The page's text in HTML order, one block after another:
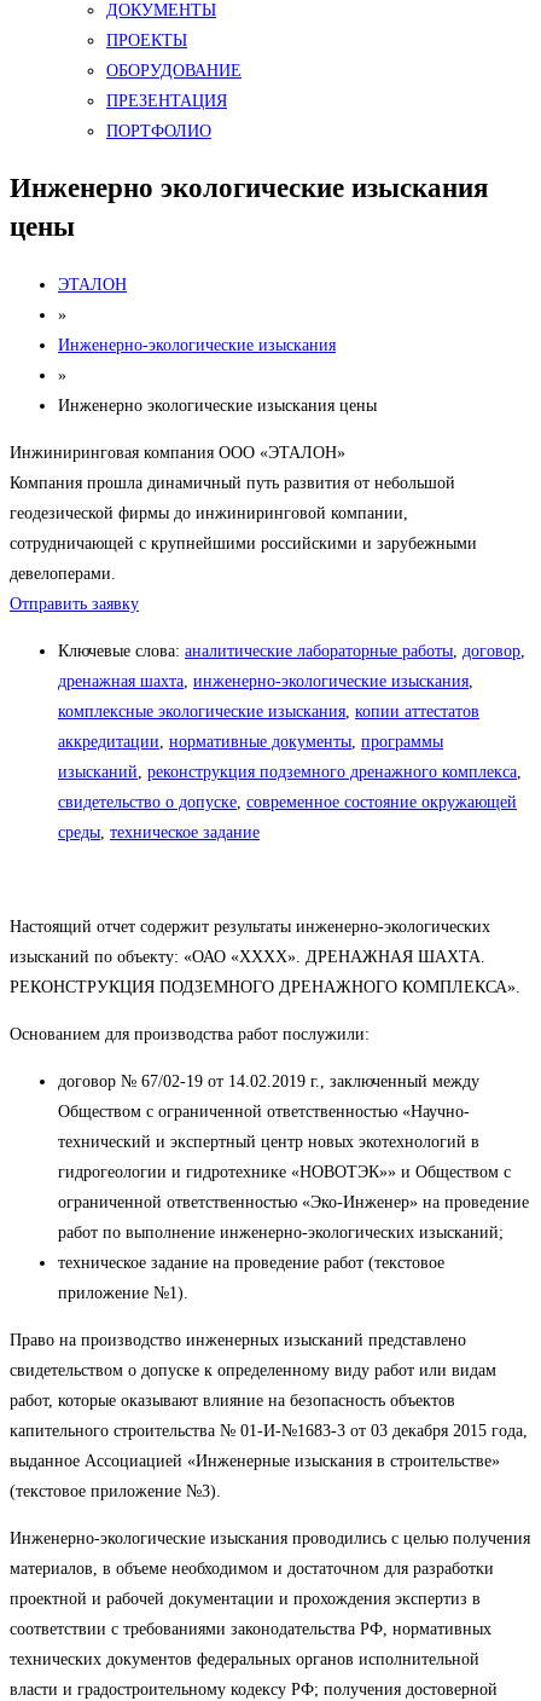
ДОКУМЕНТЫ
ПРОЕКТЫ
ОБОРУДОВАНИЕ
ПРЕЗЕНТАЦИЯ
ПОРТФОЛИО
Инженерно экологические изыскания
цены
ЭТАЛОН
»
Инженерно-экологические изыскания
»
Инженерно экологические изыскания цены
Инжиниринговая компания ООО «ЭТАЛОН»
Компания прошла динамичный путь развития от небольшой
геодезической фирмы до инжиниринговой компании,
сотрудничающей с крупнейшими российскими и зарубежными
девелоперами.
Отправить заявку
Ключевые слова: аналитические лабораторные работы, договор,
дренажная шахта, инженерно-экологические изыскания,
комплексные экологические изыскания, копии аттестатов
аккредитации, нормативные документы, программы
изысканий, реконструкция подземного дренажного комплекса,
свидетельство о допуске, современное состояние окружающей
среды, техническое задание
Настоящий отчет содержит результаты инженерно-экологических
изысканий по объекту: «ОАО «ХХХХ». ДРЕНАЖНАЯ ШАХТА.
РЕКОНСТРУКЦИЯ ПОДЗЕМНОГО ДРЕНАЖНОГО КОМПЛЕКСА».
Основанием для производства работ послужили:
договор № 67/02-19 от 14.02.2019 г., заключенный между
Обществом с ограниченной ответственностью «Научно-
технический и экспертный центр новых экотехнологий в
гидрогеологии и гидротехнике «НОВОТЭК»» и Обществом с
ограниченной ответственностью «Эко-Инженер» на проведение
работ по выполнение инженерно-экологических изысканий;
техническое задание на проведение работ (текстовое
приложение №1).
Право на производство инженерных изысканий представлено
свидетельством о допуске к определенному виду работ или видам
работ, которые оказывают влияние на безопасность объектов
капительного строительства № 01-И-№1683-3 от 03 декабря 2015 года,
выданное Ассоциацией «Инженерные изыскания в строительстве»
(текстовое приложение №3).
Инженерно-экологические изыскания проводились с целью получения
материалов, в объеме необходимом и достаточном для разработки
проектной и рабочей документации и прохождения экспертиз в
соответствии с требованиями законодательства РФ, нормативных
технических документов федеральных органов исполнительной
власти и градостроительному кодексу РФ; получения достоверной